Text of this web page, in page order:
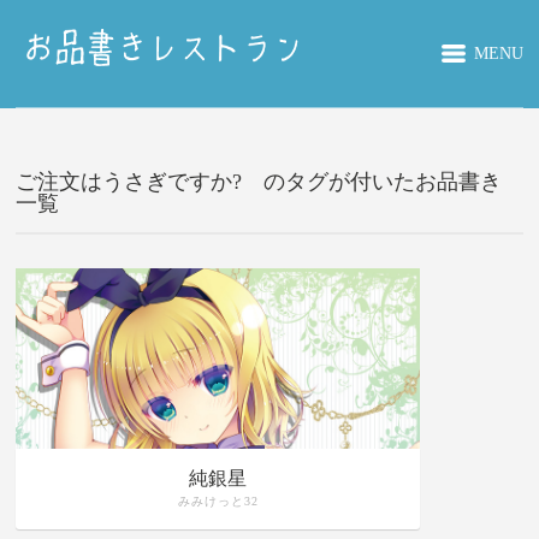
MENU
ご注文はうさぎですか? のタグが付いたお品書き
一覧
純銀星
みみけっと32